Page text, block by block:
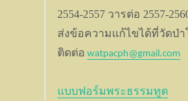
2554-2557 วารต่อ
ส่งข้อความแก้ไขได้ที่วัดป่า
ติดต่อ
แบบฟอร์มพระธรรมทูต